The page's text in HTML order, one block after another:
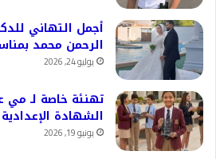
أجمل التهاني
الرحمن محمد
يوليو 24, 2026
تهنئة خاصة لـ مي
الشهادة الإعدادية
يونيو 19, 2026